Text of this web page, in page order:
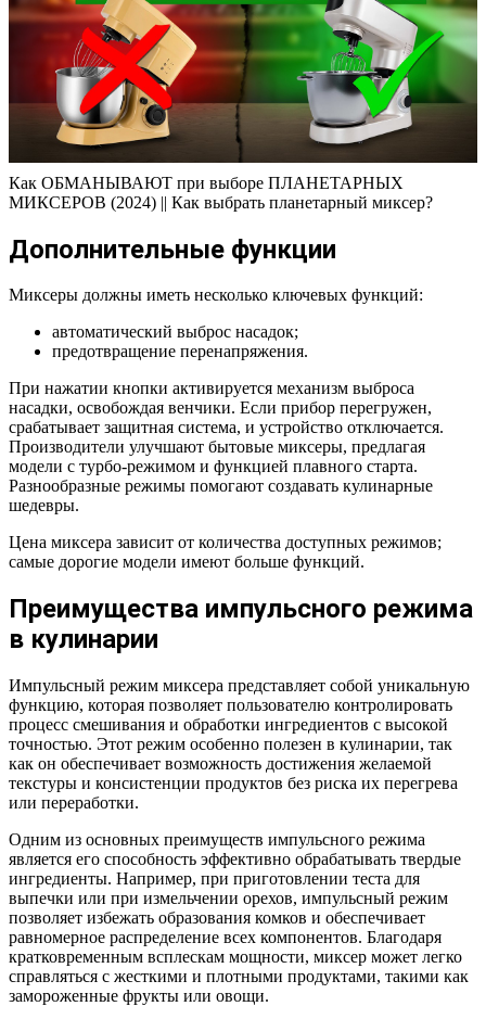
Как ОБМАНЫВАЮТ при выборе ПЛАНЕТАРНЫХ
МИКСЕРОВ (2024) || Как выбрать планетарный миксер?
Дополнительные функции
Миксеры должны иметь несколько ключевых функций:
автоматический выброс насадок;
предотвращение перенапряжения.
При нажатии кнопки активируется механизм выброса
насадки, освобождая венчики. Если прибор перегружен,
срабатывает защитная система, и устройство отключается.
Производители улучшают бытовые миксеры, предлагая
модели с турбо-режимом и функцией плавного старта.
Разнообразные режимы помогают создавать кулинарные
шедевры.
Цена миксера зависит от количества доступных режимов;
самые дорогие модели имеют больше функций.
Преимущества импульсного режима
в кулинарии
Импульсный режим миксера представляет собой уникальную
функцию, которая позволяет пользователю контролировать
процесс смешивания и обработки ингредиентов с высокой
точностью. Этот режим особенно полезен в кулинарии, так
как он обеспечивает возможность достижения желаемой
текстуры и консистенции продуктов без риска их перегрева
или переработки.
Одним из основных преимуществ импульсного режима
является его способность эффективно обрабатывать твердые
ингредиенты. Например, при приготовлении теста для
выпечки или при измельчении орехов, импульсный режим
позволяет избежать образования комков и обеспечивает
равномерное распределение всех компонентов. Благодаря
кратковременным всплескам мощности, миксер может легко
справляться с жесткими и плотными продуктами, такими как
замороженные фрукты или овощи.